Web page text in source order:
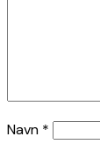
Navn *